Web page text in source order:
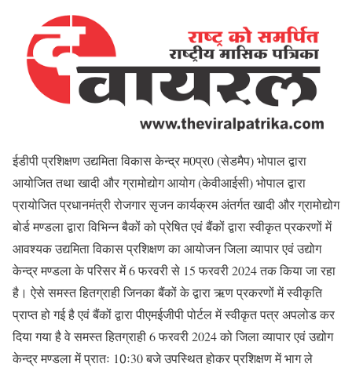
ईडीपी प्रशिक्षण उद्यमिता विकास केन्द्र म0प्र0 (सेडमैप) भोपाल द्वारा
आयोजित तथा खादी और ग्रामोद्योग आयोग (केवीआईसी) भोपाल द्वारा
प्रायोजित प्रधानमंत्री रोजगार सृजन कार्यक्रम अंतर्गत खादी और ग्रामोद्योग
बोर्ड मण्डला द्वारा विभिन्न बैकों को प्रेषित एवं बैंकों द्वारा स्वीकृत प्रकरणों में
आवश्यक उद्यमिता विकास प्रशिक्षण का आयोजन जिला व्यापार एवं उद्योग
केन्द्र मण्डला के परिसर में 6 फरवरी से 15 फरवरी 2024 तक किया जा रहा
है। ऐसे समस्त हितग्राही जिनका बैंकों के द्वारा ऋण प्रकरणों में स्वीकृति
प्राप्त हो गई है एवं बैंकों द्वारा पीएमईजीपी पोर्टल में स्वीकृत पत्र अपलोड कर
दिया गया है वे समस्त हितग्राही 6 फरवरी 2024 को जिला व्यापार एवं उद्योग
केन्द्र मण्डला में प्रातः 10ः30 बजे उपस्थित होकर प्रशिक्षण में भाग ले